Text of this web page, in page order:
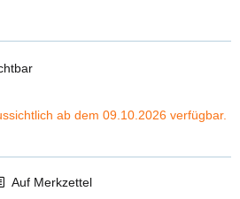
ab dem 09.10.2026 verfügbar.
Auf Merkzettel